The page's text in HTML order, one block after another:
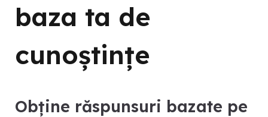
baza ta de
cunoștințe
Obține răspunsuri bazate pe